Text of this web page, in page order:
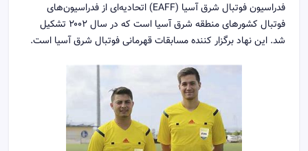
فدراسیون فوتبال شرق آسیا (EAFF) اتحادیه‌ای از فدراسیون‌های
فوتبال کشورهای منطقه شرق آسیا است که در سال ۲۰۰۲ تشکیل
شد. این نهاد برگزار کننده مسابقات قهرمانی فوتبال شرق آسیا است.